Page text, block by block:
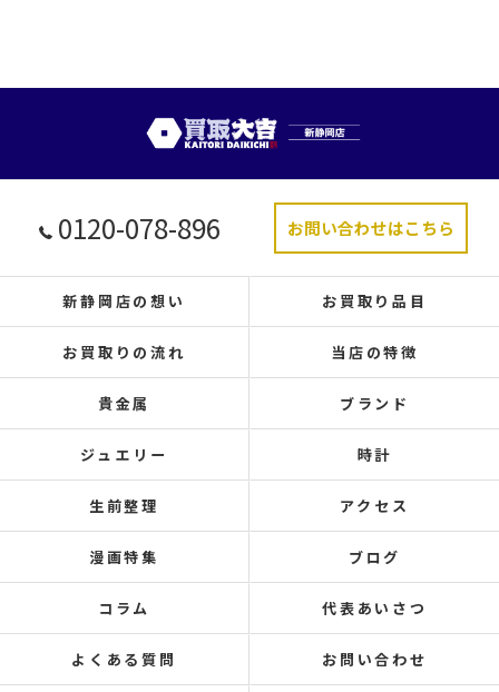
0120-078-896 お問い合わせはこちら
新静岡店の想い お買取り品目
お買取りの流れ 当店の特徴
貴金属 ブランド
ジュエリー 時計
生前整理 アクセス
漫画特集 ブログ
コラム 代表あいさつ
よくある質問 お問い合わせ